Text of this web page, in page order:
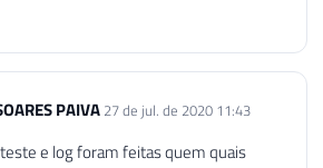
PAIVA 27 de jul. de 2020 11:43
e log foram feitas quem quais